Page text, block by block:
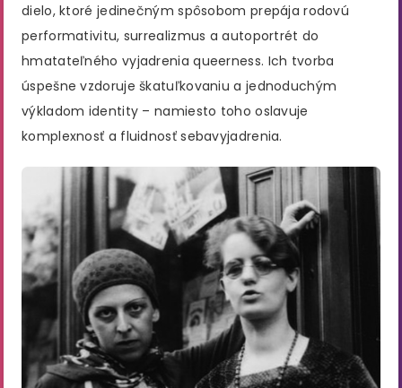
dielo, ktoré jedinečným spôsobom prepája rodovú
performativitu, surrealizmus a autoportrét do
hmatateľného vyjadrenia queerness. Ich tvorba
úspešne vzdoruje škatuľkovaniu a jednoduchým
výkladom identity – namiesto toho oslavuje
komplexnosť a fluidnosť sebavyjadrenia.